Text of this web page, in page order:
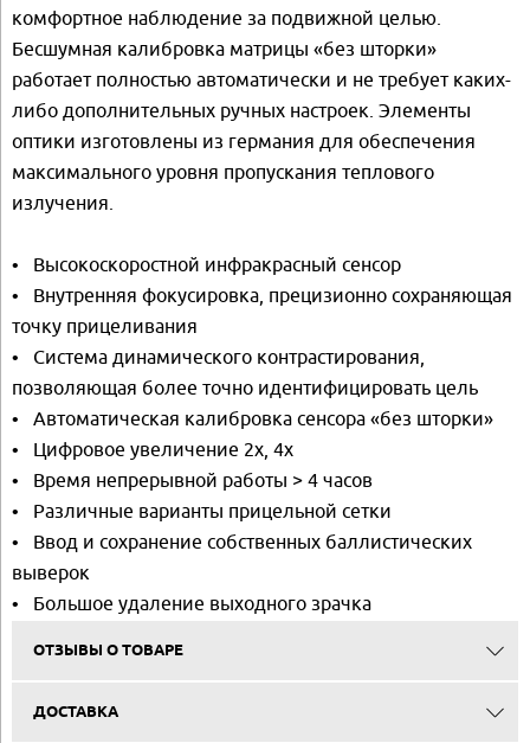
комфортное наблюдение за подвижной целью.
Бесшумная калибровка матрицы «без шторки»
работает полностью автоматически и не требует каких-
либо дополнительных ручных настроек. Элементы
оптики изготовлены из германия для обеспечения
максимального уровня пропускания теплового
излучения.
• Высокоскоростной инфракрасный сенсор
• Внутренняя фокусировка, прецизионно сохраняющая
точку прицеливания
• Система динамического контрастирования,
позволяющая более точно идентифицировать цель
• Автоматическая калибровка сенсора «без шторки»
• Цифровое увеличение 2х, 4х
• Время непрерывной работы > 4 часов
• Различные варианты прицельной сетки
• Ввод и сохранение собственных баллистических
выверок
• Большое удаление выходного зрачка
ОТЗЫВЫ О ТОВАРЕ
ДОСТАВКА